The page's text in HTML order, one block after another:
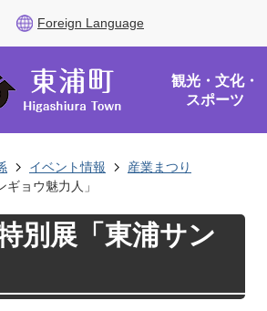
Foreign Language
観光・文化・
スポーツ
イベント情報
産業まつり
ョウ魅力人」
別展「東浦サン